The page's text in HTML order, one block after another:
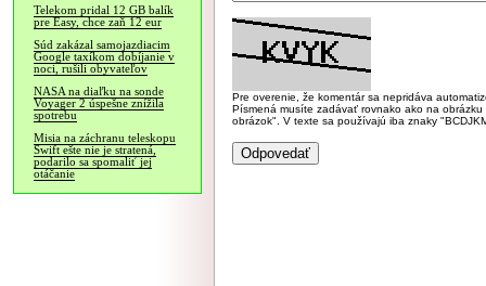
Telekom pridal 12 GB balík
pre Easy, chce zaň 12 eur
Súd zakázal samojazdiacim
Google taxíkom dobíjanie v
noci, rušili obyvateľov
NASA na diaľku na sonde
Voyager 2 úspešne znížila
spotrebu
Misia na záchranu teleskopu
Swift ešte nie je stratená,
podarilo sa spomaliť jej
otáčanie
Pre overenie, že komentár sa nepridáva
Písmená musíte zadávať rovnako ako na
obrázok". V texte sa používajú iba znaky